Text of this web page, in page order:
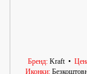
Бренд Kraft
Иконки